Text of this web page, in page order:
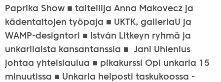
Paprika Show ■ taiteilija Anna Makovecz ja
kädentaitojen työpaja ■ UKTK, galleriaU ja
WAMP-designtori ■ István Litkeyn ryhmä ja
unkarilaista kansantanssia ■ Jani Uhlenius
johtaa yhteislaulua ■ pikakurssi Opi unkaria 15
minuutissa ■ Unkaria helposti taskukoossa -